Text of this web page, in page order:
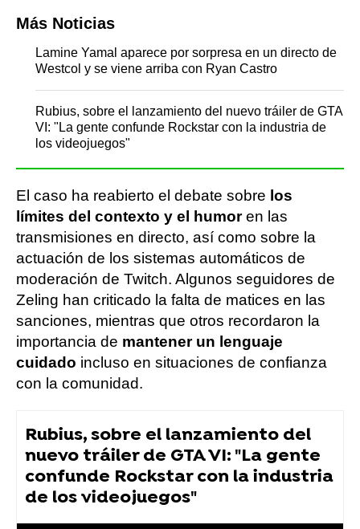
Más Noticias
Lamine Yamal aparece por sorpresa en un directo de
Westcol y se viene arriba con Ryan Castro
Rubius, sobre el lanzamiento del nuevo tráiler de GTA
VI: "La gente confunde Rockstar con la industria de
los videojuegos"
El caso ha reabierto el debate sobre los
límites del contexto y el humoren las
transmisiones en directo, así como sobre la
actuación de los sistemas automáticos de
moderación de Twitch. Algunos seguidores de
Zeling han criticado la falta de matices en las
sanciones, mientras que otros recordaron la
importancia de mantener un lenguaje
cuidado incluso en situaciones de confianza
con la comunidad.
Rubius, sobre el lanzamiento del
nuevo tráiler de GTA VI: "La gente
confunde Rockstar con la industria
de los videojuegos"